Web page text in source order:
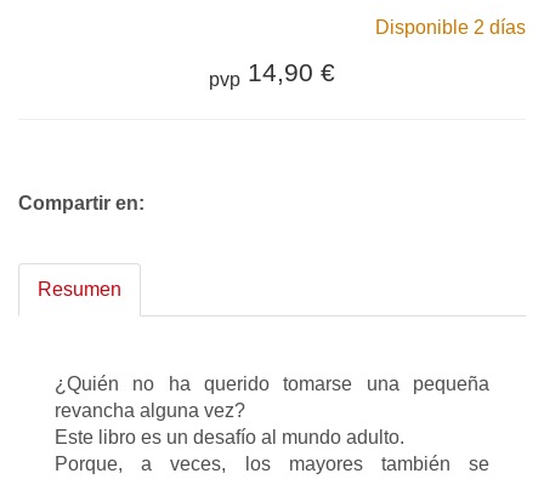
Disponible 2 días
pvp 14,90 €
Compartir en:
Resumen
¿Quién no ha querido tomarse una pequeña
revancha alguna vez?
Este libro es un desafío al mundo adulto.
Porque, a veces, los mayores también se